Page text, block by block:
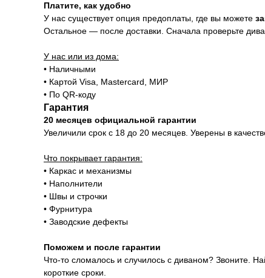
Платите, как удобно
У нас существует опция предоплаты, где вы можете
Остальное — после доставки. Сначала проверьте
У нас или из дома:
• Наличными
• Картой Visa, Mastercard, МИР
• По QR-коду
Гарантия
20 месяцев официальной гарантии
Увеличили срок с 18 до 20 месяцев. Уверены в
Что покрывает гарантия:
• Каркас и механизмы
• Наполнители
• Швы и строчки
• Фурнитура
• Заводские дефекты
Поможем и после гарантии
Что-то сломалось и случилось с диваном? Звоните.
короткие сроки.